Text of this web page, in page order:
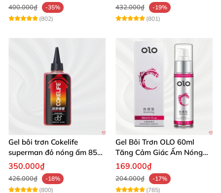
400.000₫
-35%
(802)
432.000₫
-19%
(801)
Gel bôi trơn Cokelife
superman đỏ nóng ấm 85g
giảm đau rát hậu môn
350.000₫
426.000₫
-18%
(800)
Gel Bôi Trơn OLO 60ml
Tăng Cảm Giác Ấm Nóng
Kích Thích
169.000₫
204.000₫
-17%
(785)